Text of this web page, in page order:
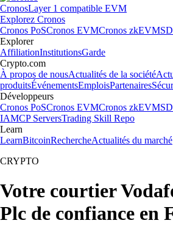
CronosLayer 1 compatible EVM
Explorez Cronos
Cronos PoSCronos EVMCronos zkEVM
Explorer
AffiliationInstitutionsGarde
Crypto.com
À propos de nousActualités de la société
produitsÉvénementsEmploisPartenaires
Développeurs
Cronos PoSCronos EVMCronos zkEVM
IAMCP ServersTrading Skill Repo
Learn
LearnBitcoinRechercheActualités du marché
CRYPTO
Votre courtier
Plc de confiance en